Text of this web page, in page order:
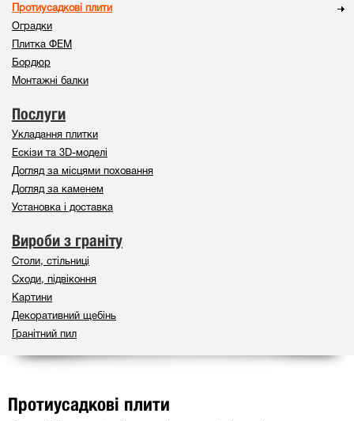
Протиусадкові плити
Оградки
Плитка ФЕМ
Бордюр
Монтажні балки
Послуги
Укладання плитки
Ескізи та 3D-моделі
Догляд за місцями поховання
Догляд за каменем
Установка і доставка
Вироби з граніту
Столи, стільниці
Сходи, підвіконня
Картини
Декоративний щебінь
Гранітний пил
Протиусадкові плити